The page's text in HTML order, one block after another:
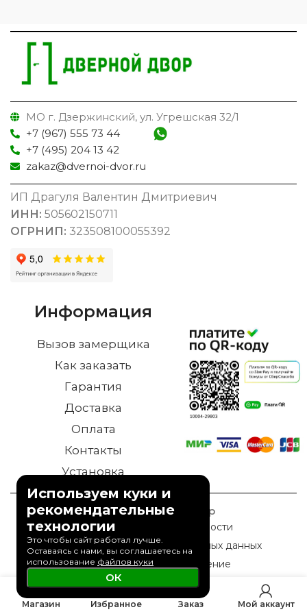
МО г. Дзержинский, ул. Угрешская 32/1
+7 (967) 555 73 44
+7 (495) 204 13 42
zakaz@dvernoi-dvor.ru
ИП Драгуля Валентин Дмитриевич
ИНН: 505602150711
ОГРНИП: 323508100055392
Информация
Вызов замерщика
Как заказать
Гарантия
Доставка
Оплата
Контакты
Установка
© 2023 Дверной Двор
Политика конфиденциальности
Политика обработки персональных данных
Пользовательское соглашение
Магазин Избранное
0
Заказ Мой аккаунт
Используем куки и
рекомендательные
технологии
Это чтобы сайт работал лучше.
Оставаясь с нами, вы соглашаетесь на
использование файлов куки
ОК